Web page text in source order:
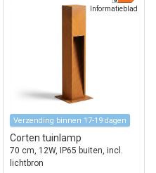
Informatieblad
Verzending binnen 17-19 dagen
Corten tuinlamp
70 cm, 12W, IP65 buiten, incl.
lichtbron